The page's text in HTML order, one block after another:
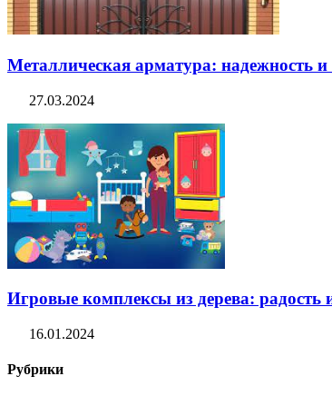
Металлическая арматура: надежность и
27.03.2024
Игровые комплексы из дерева: радость
16.01.2024
Рубрики